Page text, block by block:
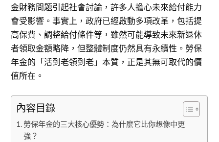
金財務問題引起社會討論，許多人擔心未來給付能力
會受影響。事實上，政府已經啟動多項改革，包括提
高保費、調整給付條件等，雖然可能導致未來新退休
者領取金額略降，但整體制度仍然具有永續性。勞保
年金的「活到老領到老」本質，正是其無可取代的價
值所在。
內容目錄
勞保年金的三大核心優勢：為什麼它比你想像中更
強？